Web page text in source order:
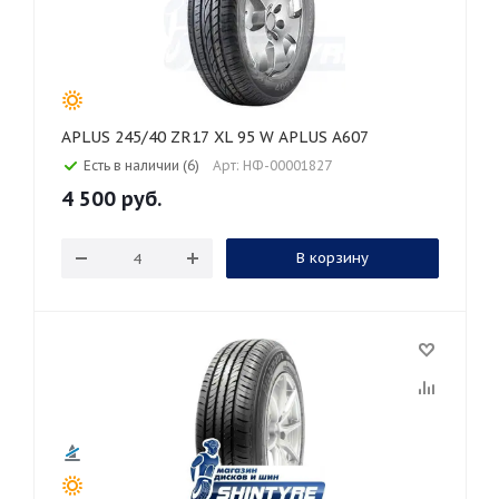
APLUS 245/40 ZR17 XL 95 W APLUS A607
Есть в наличии (6) Арт: НФ-00001827
4 500 руб.
В корзину